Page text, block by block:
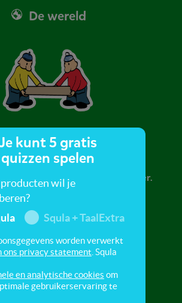
is de gratis demo van Squla.
Bestel nu
0 1
De wereld
De vloer
& Buurman over de vloer.
kunt 5 gratis
quizzen spelen
wil je
Squla + TaalExtra
worden verwerkt
ons privacy statement . Squla
en analytische cookies om
gebruikerservaring te